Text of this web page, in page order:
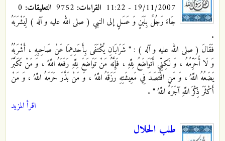
19/11/2007 - 11:22 القراءات: التعليقات:
جَاءَ رَجُلٌ بِلَبَنٍ وَ عَسَلٍ إلى النبي ( صلى الله عليه و آله ) لِيَشْرَبَهُ
.
فَقَالَ ( صلى الله عليه و آله ) : " شَرَابَانِ يُكْتَفَى بِأَحَدِهِمَا عَنْ صَاحِبِهِ ، أَشْرَبُهُ
وَ لَا أُحَرِّمُهُ ، وَ لَكِنِّي أَتَوَاضَعُ لِلَّهِ ، فَإِنَّهُ مَنْ تَوَاضَعَ لِلَّهِ رَفَعَهُ اللَّهُ ، وَ مَنْ تَكَبَّرَ
يَضَعُهُ اللَّهُ ، وَ مَنِ اقْتَصَدَ فِي مَعِيشَتِهِ رَزَقَهُ اللَّهُ ، وَ مَنْ بَذَّرَ حَرَمَهُ اللَّهُ ، وَ مَنْ
أَكْثَرَ ذِكْرَ اللَّهِ آجَرَهُ اللَّهُ " .
اقرأ المزيد
طلب الحلال